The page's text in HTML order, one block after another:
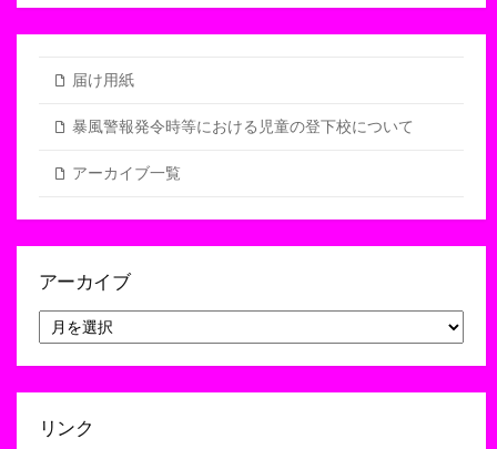
届け用紙
暴風警報発令時等における児童の登下校について
アーカイブ一覧
アーカイブ
ー
カ
リンク